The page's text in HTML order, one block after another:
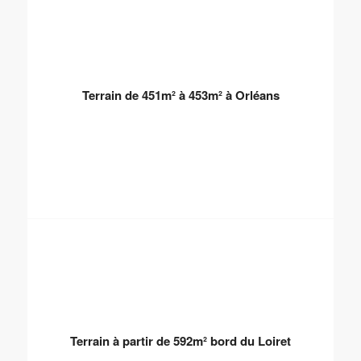
Terrain de 451m² à 453m² à Orléans
Terrain à partir de 592m² bord du Loiret